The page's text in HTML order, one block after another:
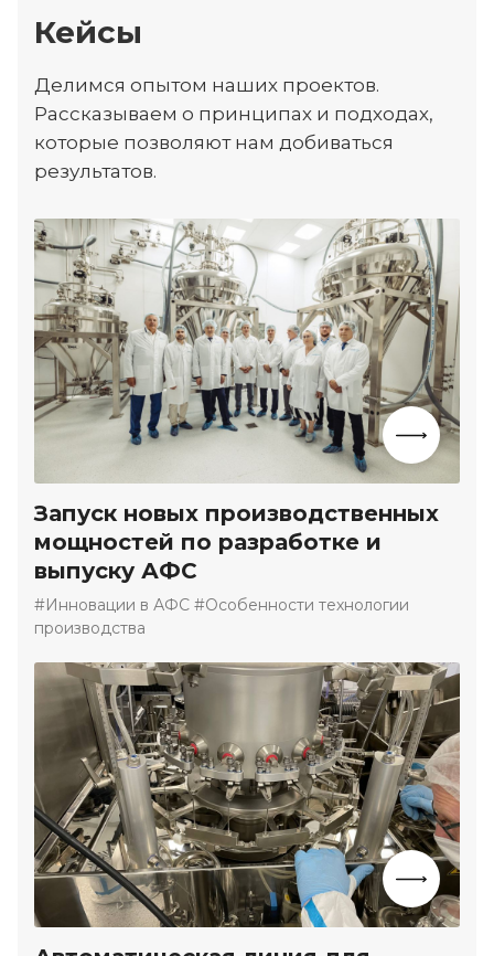
Кейсы
Делимся опытом наших проектов.
Рассказываем о принципах и подходах,
которые позволяют нам добиваться
результатов.
Запуск новых производственных
мощностей по разработке и
выпуску АФС
#Инновации в АФС #Особенности технологии
производства